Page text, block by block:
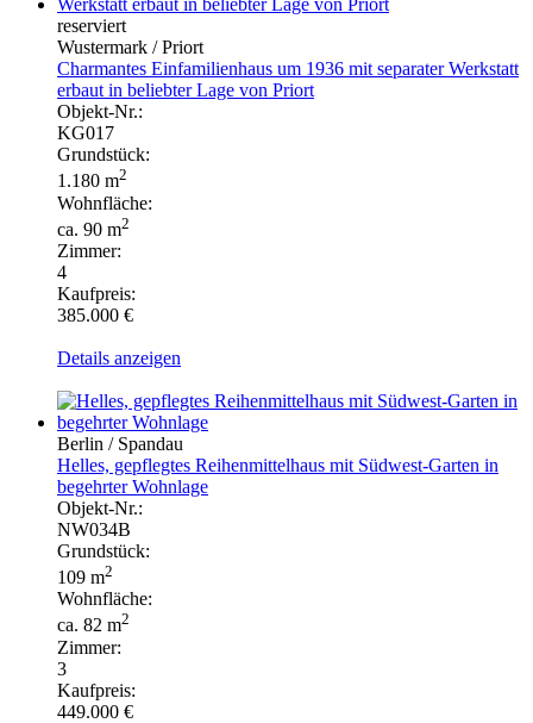
reserviert
Wustermark / Priort
Charmantes Einfamilienhaus um 1936 mit separater Werkstatt
erbaut in beliebter Lage von Priort
Objekt-Nr.:
KG017
Grundstück:
1.180 m2
Wohnfläche:
ca. 90 m2
Zimmer:
4
Kaufpreis:
385.000 €
Details anzeigen
Berlin / Spandau
Helles, gepflegtes Reihenmittelhaus mit Südwest-Garten in
begehrter Wohnlage
Objekt-Nr.:
NW034B
Grundstück:
109 m2
Wohnfläche:
ca. 82 m2
Zimmer:
3
Kaufpreis:
449.000 €